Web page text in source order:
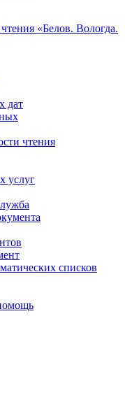
«Белов. Вологда.
дат
чтения
услуг
списков